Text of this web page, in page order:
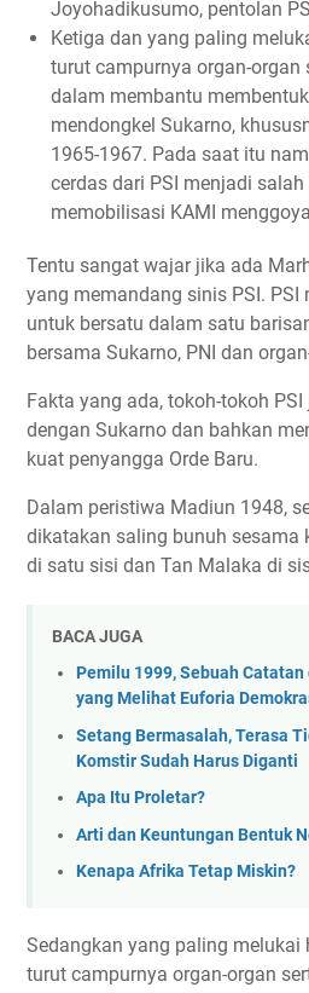
Joyohadikusumo, pentolan
Ketiga dan yang paling
turut campurnya organ-organ
dalam membantu
mendongkel Sukarno,
1965-1967. Pada saat itu
cerdas dari PSI menjadi
memobilisasi KAMI
Tentu sangat wajar jika ada
yang memandang sinis PSI. PSI
untuk bersatu dalam satu
bersama Sukarno, PNI dan
Fakta yang ada, tokoh-tokoh
dengan Sukarno dan bahkan
kuat penyangga Orde Baru.
Dalam peristiwa Madiun 1948,
dikatakan saling bunuh sesama
di satu sisi dan Tan Malaka di
BACA JUGA
Pemilu 1999, Sebuah
yang Melihat Euforia
Setang Bermasalah, Terasa
Komstir Sudah Harus Diganti
Apa Itu Proletar?
Arti dan Keuntungan Bentuk
Kenapa Afrika Tetap Miskin?
Sedangkan yang paling melukai
turut campurnya organ-organ